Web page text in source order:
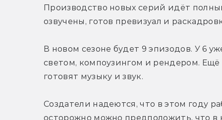
Производство новых серий идёт
озвучены, готов превизуал и
В новом сезоне будет 9 эпизодов. У 6
светом, компоузингом и рендером.
готовят музыку и звук.
Создатели надеются, что в этом году
осторожно можно предположить, что в